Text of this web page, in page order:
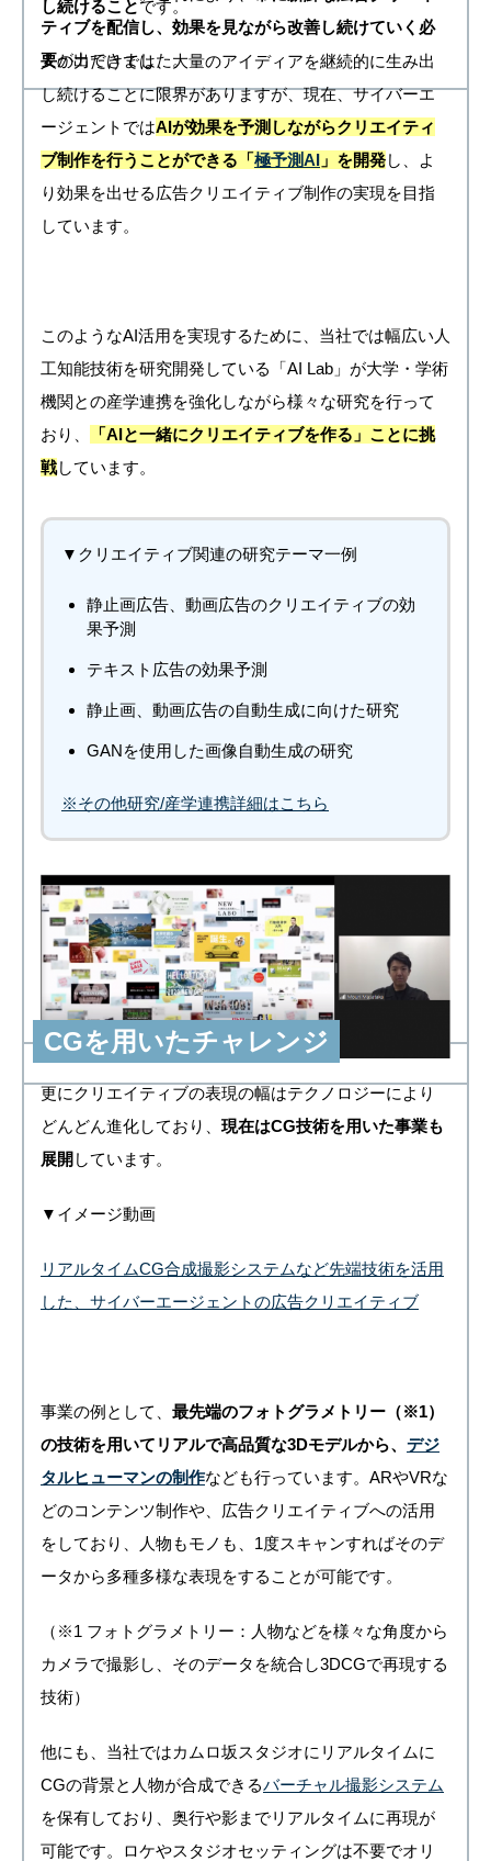
ティブを配信し、効果を見ながら改善し続けていく必
要が出てきました。
し続けることです。
人の力だけでは、大量のアイディアを継続的に生み出
し続けることに限界がありますが、現在、サイバーエ
ージェントではAIが効果を予測しながらクリエイティ
ブ制作を行うことができる「極予測AI 」を開発し、よ
り効果を出せる広告クリエイティブ制作の実現 を目指
しています。
このようなAI活用を実現するために、当社では幅広い人
工知能技術を研究開発している「AI Lab」が大学・学術
機関との産学連携を強化しながら様々な研究を行って
おり、
「AIと一緒にクリエイティブを作る」ことに挑
戦しています。
▼クリエイティブ関連の研究テーマ一例
静止画広告、動画広告のクリエイティブの効
果予測
テキスト広告の効果予測
静止画、動画広告の自動生成に向けた研究
GANを使用した画像自動生成の研究
※その他研究/産学連携詳細はこちら
CGを用いたチャレンジ
更にクリエイティブの表現の幅はテクノロジーにより
どんどん進化しており、 現在はCG技術を用いた事業も
展開 しています。
▼イメージ動画
リアルタイムCG合成撮影システムなど先端技術を活用
した、サイバーエージェントの広告クリエイティブ
事業の例として、 最先端のフォトグラメトリー（※1）
の技術を用いてリアルで高品質な3Dモデルから、 デジ
タルヒューマンの制作なども行っています。ARやVRな
どのコンテンツ制作や、広告クリエイティブへの活用
をしており、人物もモノも、1度スキャンすればそのデ
ータから多種多様な表現をすることが可能です。
（※1 フォトグラメトリー：人物などを様々な角度から
カメラで撮影し、そのデータを統合し3DCGで再現する
技術）
他にも、当社ではカムロ坂スタジオにリアルタイムに
CGの背景と人物が合成できるバーチャル撮影システム
を保有しており、奥行や影までリアルタイムに再現が
可能です。ロケやスタジオセッティングは不要でオリ